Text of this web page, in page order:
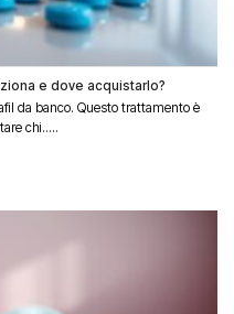
e dove acquistarlo?
da banco. Questo trattamento è
chi.....